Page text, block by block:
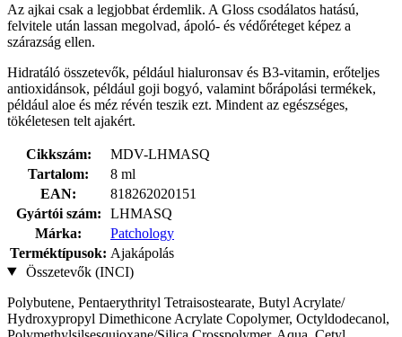
Az ajkai csak a legjobbat érdemlik. A Gloss csodálatos hatású,
felvitele után lassan megolvad, ápoló- és védőréteget képez a
szárazság ellen.
Hidratáló összetevők, például hialuronsav és B3-vitamin, erőteljes
antioxidánsok, például goji bogyó, valamint bőrápolási termékek,
például aloe és méz révén teszik ezt. Mindent az egészséges,
tökéletesen telt ajakért.
Cikkszám:
MDV-LHMASQ
Tartalom:
8 ml
EAN:
818262020151
Gyártói szám:
LHMASQ
Márka:
Patchology
Terméktípusok: Ajakápolás
Összetevők (INCI)
Polybutene, Pentaerythrityl Tetraisostearate, Butyl Acrylate/
Hydroxypropyl Dimethicone Acrylate Copolymer, Octyldodecanol,